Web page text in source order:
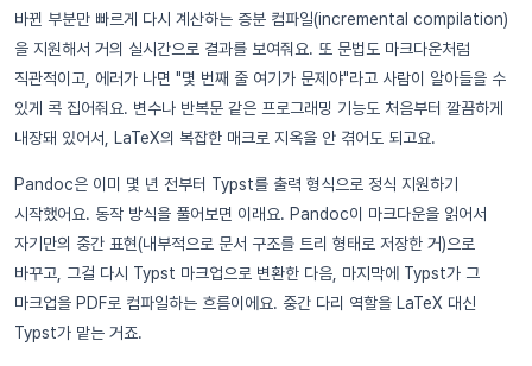
바뀐 부분만 빠르게 다시 계산하는 증분 컴파일(incremental compilation)
을 지원해서 거의 실시간으로 결과를 보여줘요. 또 문법도 마크다운처럼
직관적이고, 에러가 나면 "몇 번째 줄 여기가 문제야"라고 사람이 알아들을 수
있게 콕 집어줘요. 변수나 반복문 같은 프로그래밍 기능도 처음부터 깔끔하게
내장돼 있어서, LaTeX의 복잡한 매크로 지옥을 안 겪어도 되고요.
Pandoc은 이미 몇 년 전부터 Typst를 출력 형식으로 정식 지원하기
시작했어요. 동작 방식을 풀어보면 이래요. Pandoc이 마크다운을 읽어서
자기만의 중간 표현(내부적으로 문서 구조를 트리 형태로 저장한 거)으로
바꾸고, 그걸 다시 Typst 마크업으로 변환한 다음, 마지막에 Typst가 그
마크업을 PDF로 컴파일하는 흐름이에요. 중간 다리 역할을 LaTeX 대신
Typst가 맡는 거죠.